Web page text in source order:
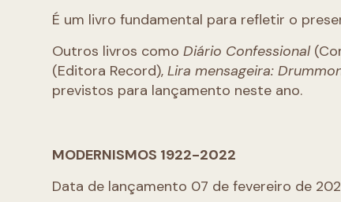
É um livro fundamental para refletir o
Outros livros comoDiário Confessional
(Editora Record),Lira mensageira:
previstos para lançamento neste ano.
MODERNISMOS 1922-2022
Data de lançamento 07 de fevereiro de